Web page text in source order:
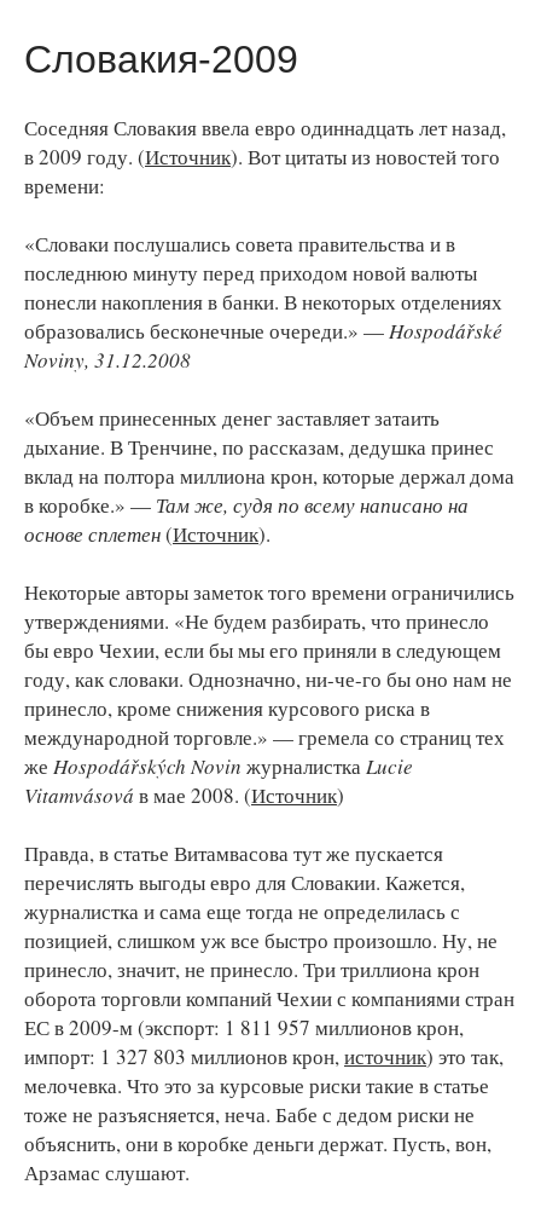
Словакия-2009
Соседняя Словакия ввела евро одиннадцать лет назад,
в 2009 году. (Источник). Вот цитаты из новостей того
времени:
«Словаки послушались совета правительства и в
последнюю минуту перед приходом новой валюты
понесли накопления в банки. В некоторых отделениях
образовались бесконечные очереди.» —Hospodářské
Noviny, 31.12.2008
«Объем принесенных денег заставляет затаить
дыхание. В Тренчине, по рассказам, дедушка принес
вклад на полтора миллиона крон, которые держал дома
в коробке.» — Там же, судя по всему написано на
основе сплетен(Источник).
Некоторые авторы заметок того времени ограничились
утверждениями. «Не будем разбирать, что принесло
бы евро Чехии, если бы мы его приняли в следующем
году, как словаки. Однозначно, ни-че-го бы оно нам не
принесло, кроме снижения курсового риска в
международной торговле.» — гремела со страниц тех
же Hospodářských Novin журналисткаLucie
Vitamvásová в мае 2008. (Источник)
Правда, в статье Витамвасова тут же пускается
перечислять выгоды евро для Словакии. Кажется,
журналистка и сама еще тогда не определилась с
позицией, слишком уж все быстро произошло. Ну, не
принесло, значит, не принесло. Три триллиона крон
оборота торговли компаний Чехии с компаниями стран
ЕС в 2009-м (экспорт: 1 811 957 миллионов крон,
импорт: 1 327 803 миллионов крон,источник) это так,
мелочевка. Что это за курсовые риски такие в статье
тоже не разъясняется, неча. Бабе с дедом риски не
объяснить, они в коробке деньги держат. Пусть, вон,
Арзамас слушают.